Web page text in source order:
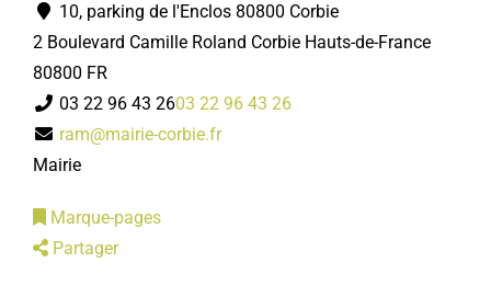
DÉMARCHES ADMINISTRATIVES
SERVICES MUNICIPAUX
PRATIQUE
LOISIRS
10, parking de l'Enclos 80800 Corbie
2 Boulevard Camille Roland Corbie Hauts-de-France
80800 FR
03 22 96 43 2603 22 96 43 26
ram@mairie-corbie.fr
Mairie
Marque-pages
Partager